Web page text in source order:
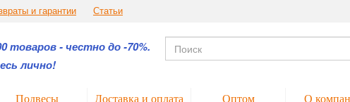
и гарантии Статьи
товаров - честно до -70%.
лично!
Подвесы Доставка и оплата Оптом О